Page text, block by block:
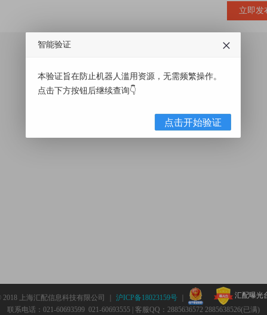
立即发
2018 上海汇配信息科技有限公司 ｜ 沪ICP备18023159号
汇配曝光
联系电话：021-60693599 021-60693555 | 客服QQ：2885636572 2885638526(已满)
智能验证
本验证旨在防止机器人滥用资源，无需频繁操作。
点击下方按钮后继续查询👇
点击开始验证